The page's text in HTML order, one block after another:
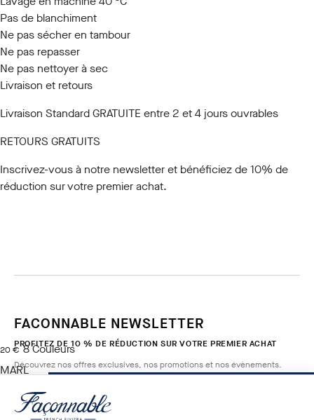
Pas de blanchiment
Ne pas sécher en tambour
Ne pas repasser
Ne pas nettoyer à sec
Livraison et retours
Livraison Standard GRATUITE entre 2 et 4 jours ouvrables
RETOURS GRATUITS
Inscrivez-vous à notre newsletteret bénéficiez de 10% de
réduction sur votre premier achat.
20 €
current price 20 €
8Couleurs
MARL
Taille
FACONNABLE NEWSLETTER
PROFITEZ DE 10 % DE RÉDUCTION SUR VOTRE PREMIER ACHAT
Découvrez nos offres exclusives, nos promotions et nos évènements.
E-mail*